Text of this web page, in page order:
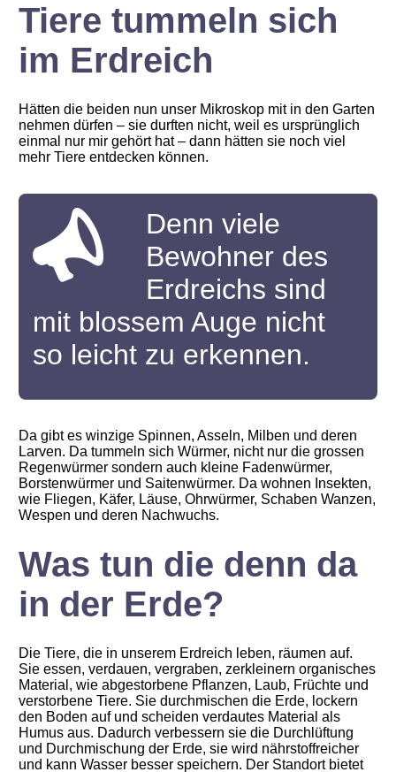
Tiere tummeln sich
im Erdreich
Hätten die beiden nun unser Mikroskop mit in den Garten
nehmen dürfen – sie durften nicht, weil es ursprünglich
einmal nur mir gehört hat – dann hätten sie noch viel
mehr Tiere entdecken können.
Denn viele
Bewohner des
Erdreichs sind
mit blossem Auge nicht
so leicht zu erkennen.
Da gibt es winzige Spinnen, Asseln, Milben und deren
Larven. Da tummeln sich Würmer, nicht nur die grossen
Regenwürmer sondern auch kleine Fadenwürmer,
Borstenwürmer und Saitenwürmer. Da wohnen Insekten,
wie Fliegen, Käfer, Läuse, Ohrwürmer, Schaben Wanzen,
Wespen und deren Nachwuchs.
Was tun die denn da
in der Erde?
Die Tiere, die in unserem Erdreich leben, räumen auf.
Sie essen, verdauen, vergraben, zerkleinern organisches
Material, wie abgestorbene Pflanzen, Laub, Früchte und
verstorbene Tiere. Sie durchmischen die Erde, lockern
den Boden auf und scheiden verdautes Material als
Humus aus. Dadurch verbessern sie die Durchlüftung
und Durchmischung der Erde, sie wird nährstoffreicher
und kann Wasser besser speichern. Der Standort bietet